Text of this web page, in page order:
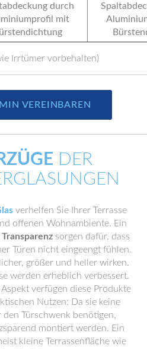
durch
mit
Irrtümer vorbehalten)
VEREINBAREN
DER
verhelfen Sie Ihrer Terrasse
offenen Wohnambiente. Ein
sorgen dafür, dass
Türen nicht eingeengt fühlen.
größer und heller wirken.
werden erheblich verbessert.
verfügen diese Produkte
Nutzen: Da sie keine
Türschwenk benötigen,
montiert werden. Ein
kleine Terrassenfläche wie